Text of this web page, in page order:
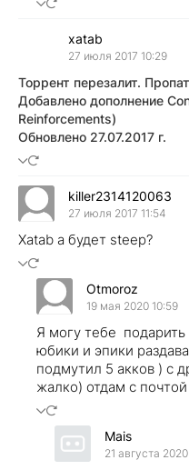
xatab
27 июля 2017 10:29
Торрент перезалит.
Добавлено дополнение
Reinforcements)
Обновлено 27.07.2017 г.
killer2314120063
27 июля 2017 11:54
Хatab а будет steep?
Otmoroz
19 мая 2020 10:59
Я могу тебе подарить
юбики и эпики
подмутил 5 акков ) с
жалко) отдам с почтой
Mais
21 августа 2020